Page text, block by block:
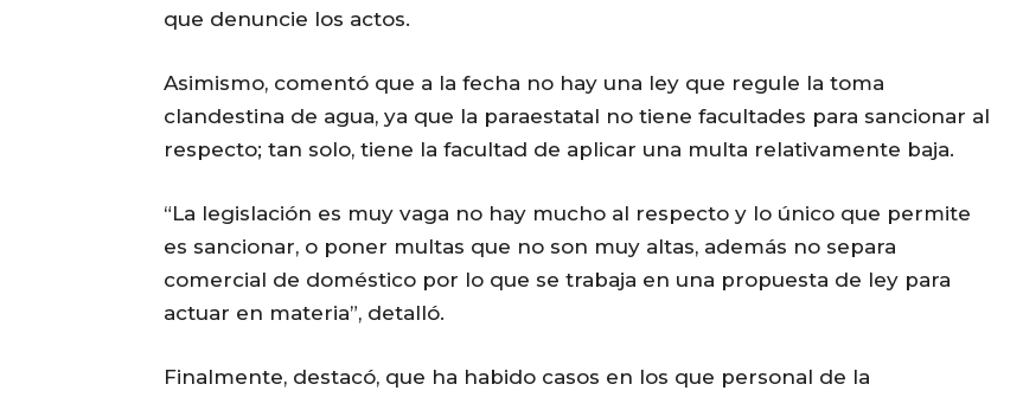
que denuncie los actos.
Asimismo, comentó que a la fecha no hay una ley que regule la toma
clandestina de agua, ya que la paraestatal no tiene facultades para sancionar al
respecto; tan solo, tiene la facultad de aplicar una multa relativamente baja.
“La legislación es muy vaga no hay mucho al respecto y lo único que permite
es sancionar, o poner multas que no son muy altas, además no separa
comercial de doméstico por lo que se trabaja en una propuesta de ley para
actuar en materia”, detalló.
Finalmente, destacó, que ha habido casos en los que personal de la